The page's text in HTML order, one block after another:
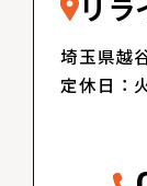
埼玉県越
定休日：